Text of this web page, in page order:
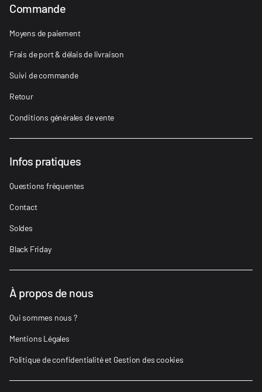
Commande
Moyens de paiement
Frais de port & délais de livraison
Suivi de commande
Retour
Conditions générales de vente
Infos pratiques
Questions fréquentes
Contact
Soldes
Black Friday
À propos de nous
Qui sommes nous ?
Mentions Légales
Politique de confidentialité et Gestion des cookies